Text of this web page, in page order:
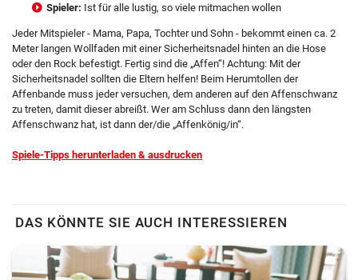
Spieler: Ist für alle lustig, so viele mitmachen wollen
Jeder Mitspieler - Mama, Papa, Tochter und Sohn - bekommt einen ca. 2
Meter langen Wollfaden mit einer Sicherheitsnadel hinten an die Hose
oder den Rock befestigt. Fertig sind die „Affen“! Achtung: Mit der
Sicherheitsnadel sollten die Eltern helfen! Beim Herumtollen der
Affenbande muss jeder versuchen, dem anderen auf den Affenschwanz
zu treten, damit dieser abreißt. Wer am Schluss dann den längsten
Affenschwanz hat, ist dann der/die „Affenkönig/in“.
Spiele-Tipps herunterladen & ausdrucken
DAS KÖNNTE SIE AUCH INTERESSIEREN